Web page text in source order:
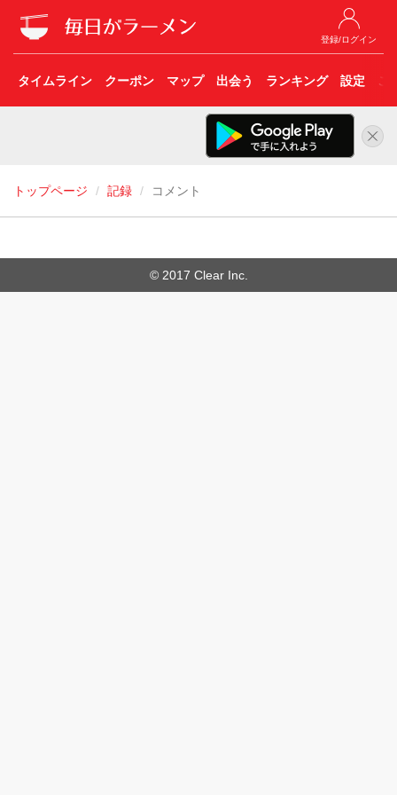
登録/ログイン
タイムライン クーポン マップ 出会う ランキング 設定 こ
トップページ 記録 コメント
© 2017 Clear Inc.